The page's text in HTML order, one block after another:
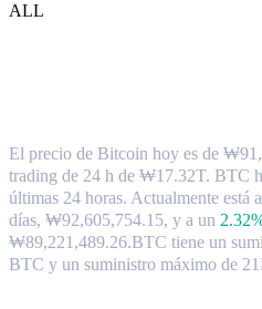
ALL
El precio de Bitcoin hoy es de
trading de 24 h de ₩17.32T. BTC
últimas 24 horas. Actualmente está
días, ₩92,605,754.15, y a un
₩89,221,489.26.BTC tiene un
BTC y un suministro máximo de